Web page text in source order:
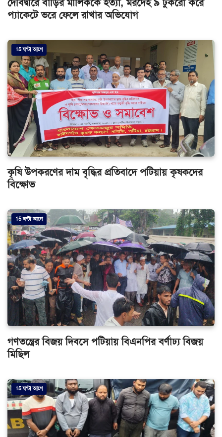
দেবিদ্বারে বাড়ির মালিককে হত্যা, মরদেহ ৯ টুকরো করে
প্যাকেটে ভরে ফেলে রাখার অভিযোগ
15 ঘন্টা আগে
কৃষি উপকরণের দাম বৃদ্ধির প্রতিবাদে পটিয়ায় কৃষকদের
বিক্ষোভ
15 ঘন্টা আগে
গণতন্ত্রের বিজয় দিবসে পটিয়ায় বিএনপির বর্ণাঢ্য বিজয়
মিছিল
15 ঘন্টা আগে